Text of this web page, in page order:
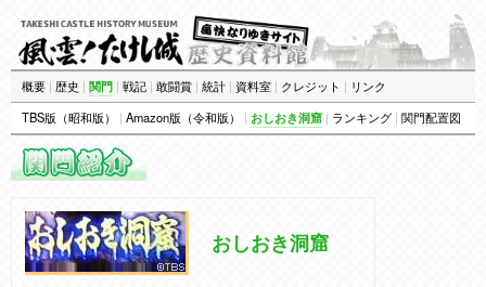
概要 | 歴史 | 関門 | 戦記 | 敢闘賞 | 統計 | 資料室 | クレジット | リンク
TBS版（昭和版）
| Amazon版（令和版） | おしおき洞窟 | ランキング | 関門配置図
おしおき洞窟